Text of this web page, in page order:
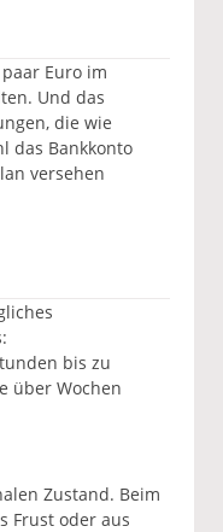
Euro im
Und das
die wie
das Bankkonto
versehen
bis zu
über Wochen
Zustand. Beim
Frust oder aus